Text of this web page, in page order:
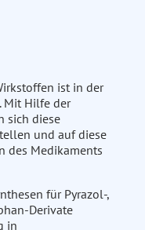
ist in der
Mit Hilfe der
sich diese
und auf diese
des Medikaments
für Pyrazol-,
Derivate
in